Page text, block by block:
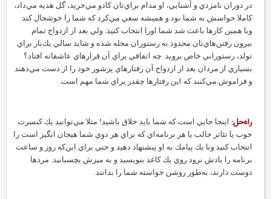
در دوران نامزدي و آشنايي، او مدام براي‌تان كادو مي‌خريد، گل هديه مي‌داد،
كاملا حواسش به شما بود و هميشه سعي مي‌كرد كه شما را خوشحال كند
وبا همين كارها باعث شد شما اورا انتخاب كنيد. ولي بعد از ازدواج تمام
بيرون رفتن‌هاي‌تان محدود به رستوران محله شده‌ و شايد سالي يك‌بار براي
تولد، رستوراني خاص برويد.‌ چه اتفاقي براي آن قرار‌هاي عاشقانه افتاد؟
بسياري از مردان بعد از ازدواج‌ آن رفتارهاي پرشور خود را از دست مي‌دهند
و فراموش مي‌كنند كه اين رفتارها چقدر براي شما مهم است.
راه‌حل:اينجا جايي است كه شما بايد خلاق باشيد! مثلا مي‌توانيد يك كنسرت
خوب يا تئاتر جالب يا هر برنامه‌اي كه براي هر دوي شما هيجان انگيز است را
انتخاب كنيد وبا يك پيامك به او پيشنهاد دهيد و حتي براي اين‌كه روز و ساعت
برنامه را يادش نرود روي يك كاغذ بنويسيد و به ميزش بچسبانيد. مردها
دوست دارند، به‌طور روشن خواسته شما را بدانند.